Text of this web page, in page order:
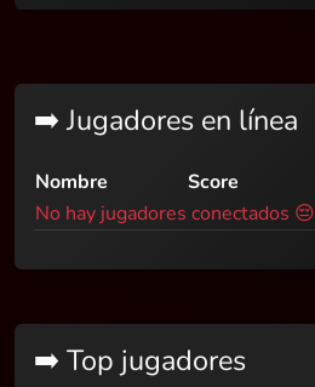
➡️ Jugadores en línea
Nombre Score
No hay jugadores conectados 😔
➡️ Top jugadores